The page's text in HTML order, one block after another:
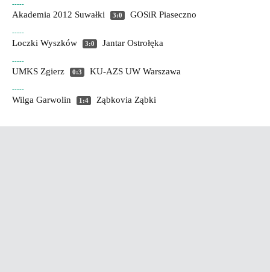
-----
Akademia 2012 Suwałki 3:0 GOSiR Piaseczno
-----
Loczki Wyszków 3:0 Jantar Ostrołęka
-----
UMKS Zgierz 0:3 KU-AZS UW Warszawa
-----
Wilga Garwolin 1:4 Ząbkovia Ząbki